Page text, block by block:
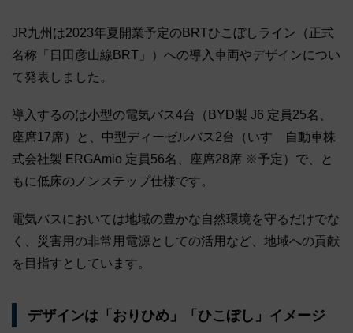
JR九州は2023年夏開業予定のBRTひこぼしライン（正式
名称「日田彦山線BRT」）への導入車両やデザインについ
て発表しました。
導入するのは小型の電気バス4台（BYD製 J6 定員25名、
座席17席）と、中型ディーゼルバス2台（いすゞ自動車株
式会社製 ERGAmio 定員56名、座席28席 ※予定）で、と
もに低床のノンステップ仕様です。
電気バスにおいては地域の豊かな自然環境を守るだけでな
く、災害用の非常用電源としての活用など、地域への貢献
を目指すとしています。
デザインは「おりひめ」「ひこぼし」イメージ